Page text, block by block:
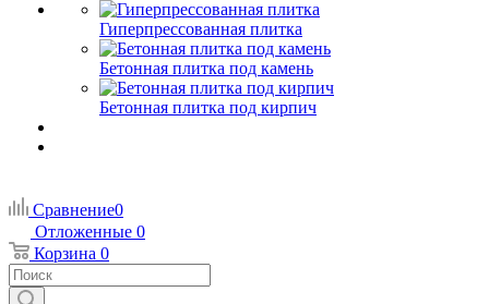
Гиперпрессованная плитка
Бетонная плитка под камень
Бетонная плитка под кирпич
Сравнение0
Отложенные 0
Корзина 0